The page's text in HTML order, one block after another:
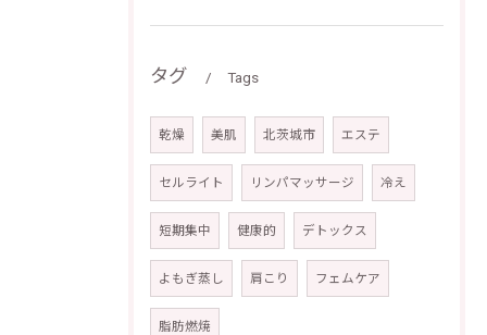
タグ Tags
乾燥 美肌 北茨城市 エステ
セルライト リンパマッサージ 冷え
短期集中 健康的 デトックス
よもぎ蒸し 肩こり フェムケア
脂肪燃焼